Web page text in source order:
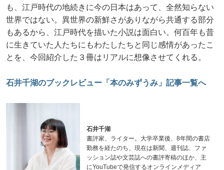
も、江戸時代の地続きに今の日本はあって、全然知らない
世界ではない。異世界の新鮮さがありながら共通する部分
もあるから、江戸時代を描いた小説は面白い。何百年も昔
に生きていた人たちにもわたしたちと同じ感情があったこ
とを、今回紹介した３冊はリアルに想像させてくれる。
石井千湖のブックレビュー「本のみずうみ」記事一覧へ
石井千湖
書評家、ライター。大学卒業後、8年間の書店
勤務を経たのち、現在は新聞、週刊誌、ファ
ッション誌や文芸誌への書評寄稿のほか、主
にYouTubeで発信するオンラインメディア